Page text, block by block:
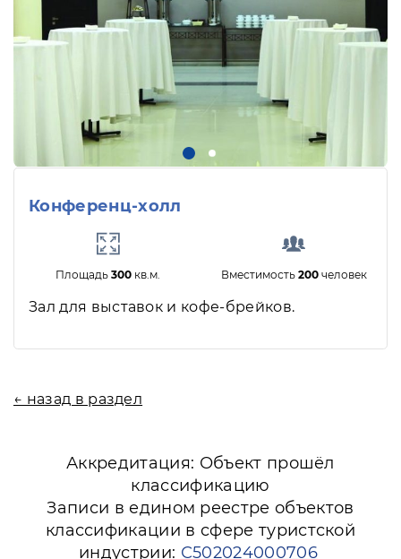
Конференц-холл
Площадь300 кв.м. Вместимость 200человек
Зал для выставок и кофе-брейков.
← назад в раздел
Аккредитация: Объект прошёл
классификацию
Записи в едином реестре объектов
классификации в сфере туристской
индустрии: С502024000706